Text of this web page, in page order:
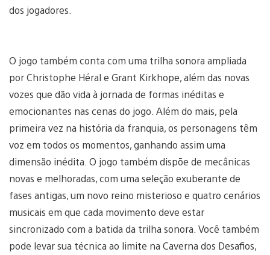
dos jogadores.
O jogo também conta com uma trilha sonora ampliada
por Christophe Héral e Grant Kirkhope, além das novas
vozes que dão vida à jornada de formas inéditas e
emocionantes nas cenas do jogo. Além do mais, pela
primeira vez na história da franquia, os personagens têm
voz em todos os momentos, ganhando assim uma
dimensão inédita. O jogo também dispõe de mecânicas
novas e melhoradas, com uma seleção exuberante de
fases antigas, um novo reino misterioso e quatro cenários
musicais em que cada movimento deve estar
sincronizado com a batida da trilha sonora. Você também
pode levar sua técnica ao limite na Caverna dos Desafios,